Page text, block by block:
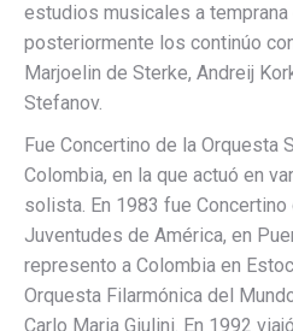
estudios musicales a
posteriormente los continúo
Marjoelin de Sterke, Andreij
Stefanov.
Fue Concertino de la Orquesta
Colombia, en la que actuó en
solista. En 1983 fue Concertino
Juventudes de América, en
represento a Colombia en
Orquesta Filarmónica del
Carlo Maria Giulini. En 1992